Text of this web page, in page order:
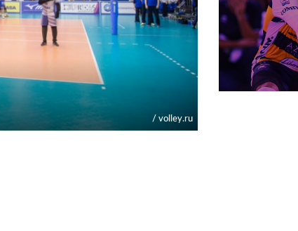
/ volley.ru